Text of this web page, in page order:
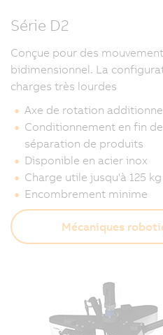
Série D2
Conçue pour des
bidimensionnel. La
charges très lourdes
Axe de rotation
Conditionnement en fin
séparation de produits
Disponible en acier inox
Charge utile jusqu'à 125 kg
Encombrement minime
Mécaniques